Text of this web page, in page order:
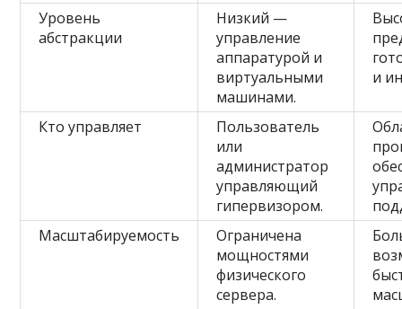
Уровень
абстракции
Низкий —
управление
аппаратурой и
виртуальными
машинами.
и
Кто управляет
Пользователь
или
администратор
управляющий
гипервизором.
Масштабируемость
Ограничена
мощностями
физического
сервера.